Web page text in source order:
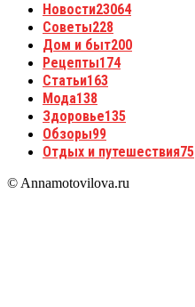
Новости23064
Советы228
Дом и быт200
Рецепты174
Статьи163
Мода138
Здоровье135
Обзоры99
Отдых и путешествия75
© Annamotovilova.ru